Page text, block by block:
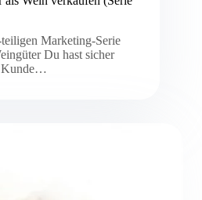
Marketing-Serie
Du hast sicher
Kunde…